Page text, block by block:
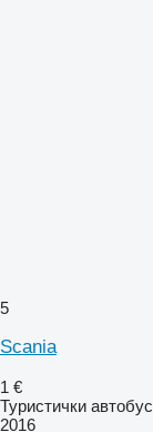
5
Scania
1 €
Туристички автобус
2016